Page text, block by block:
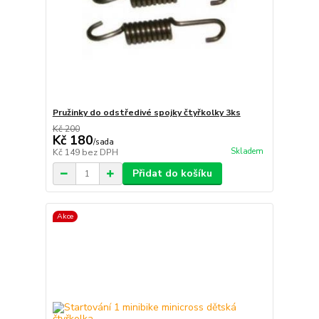
Pružinky do odstředivé spojky čtyřkolky 3ks
Kč 200
Kč 180/sada
Kč 149 bez DPH Skladem
Přidat do košíku
Akce